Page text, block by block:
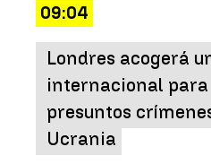
09:04
Londres acogerá
internacional
presuntos
Ucrania